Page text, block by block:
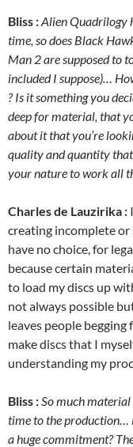
Bliss :Alien Quadrilogy
time, so does Black
Man 2 are supposed to
included I suppose)…
? Is it something you
deep for material, that
about it that you’re
quality and quantity
your nature to work all
Charles de Lauzirika :
creating incomplete
have no choice, for
because certain
to load my discs up
not always possible
leaves people
make discs that I
understanding my
Bliss :So much
time to the production…
a huge commitment?